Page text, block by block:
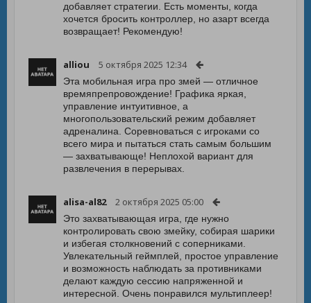
добавляет стратегии. Есть моменты, когда
хочется бросить контроллер, но азарт всегда
возвращает! Рекомендую!
alliou 5 октября 2025 12:34
Эта мобильная игра про змей — отличное
времяпрепровождение! Графика яркая,
управление интуитивное, а
многопользовательский режим добавляет
адреналина. Соревноваться с игроками со
всего мира и пытаться стать самым большим
— захватывающе! Неплохой вариант для
развлечения в перерывах.
alisa-al82 2 октября 2025 05:00
Это захватывающая игра, где нужно
контролировать свою змейку, собирая шарики
и избегая столкновений с соперниками.
Увлекательный геймплей, простое управление
и возможность наблюдать за противниками
делают каждую сессию напряженной и
интересной. Очень понравился мультиплеер!